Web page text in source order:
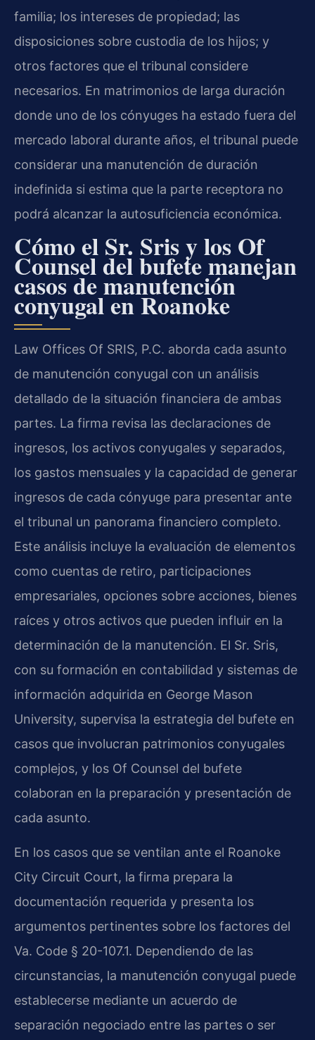
familia; los intereses de propiedad; las
disposiciones sobre custodia de los hijos; y
otros factores que el tribunal considere
necesarios. En matrimonios de larga duración
donde uno de los cónyuges ha estado fuera del
mercado laboral durante años, el tribunal puede
considerar una manutención de duración
indefinida si estima que la parte receptora no
podrá alcanzar la autosuficiencia económica.
Cómo el Sr. Sris y los Of
Counsel del bufete manejan
casos de manutención
conyugal en Roanoke
Law Offices Of SRIS, P.C. aborda cada asunto
de manutención conyugal con un análisis
detallado de la situación financiera de ambas
partes. La firma revisa las declaraciones de
ingresos, los activos conyugales y separados,
los gastos mensuales y la capacidad de generar
ingresos de cada cónyuge para presentar ante
el tribunal un panorama financiero completo.
Este análisis incluye la evaluación de elementos
como cuentas de retiro, participaciones
empresariales, opciones sobre acciones, bienes
raíces y otros activos que pueden influir en la
determinación de la manutención. El Sr. Sris,
con su formación en contabilidad y sistemas de
información adquirida en George Mason
University, supervisa la estrategia del bufete en
casos que involucran patrimonios conyugales
complejos, y los Of Counsel del bufete
colaboran en la preparación y presentación de
cada asunto.
En los casos que se ventilan ante el Roanoke
City Circuit Court, la firma prepara la
documentación requerida y presenta los
argumentos pertinentes sobre los factores del
Va. Code § 20-107.1. Dependiendo de las
circunstancias, la manutención conyugal puede
establecerse mediante un acuerdo de
separación negociado entre las partes o ser